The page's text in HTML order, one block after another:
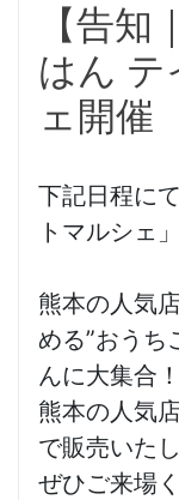
【告
はん テ
ェ開催
下記日程に
トマルシェ
熊本の人気
める”おうち
んに大集合！
熊本の人気
で販売いたし
ぜひご来場